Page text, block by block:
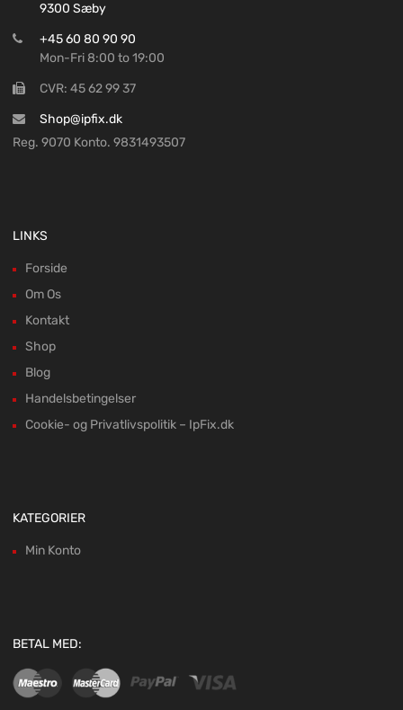
9300 Sæby
+45 60 80 90 90
Mon-Fri 8:00 to 19:00
CVR: 45 62 99 37
Shop@ipfix.dk
Reg. 9070 Konto. 9831493507
LINKS
Forside
Om Os
Kontakt
Shop
Blog
Handelsbetingelser
Cookie- og Privatlivspolitik – IpFix.dk
KATEGORIER
Min Konto
BETAL MED: